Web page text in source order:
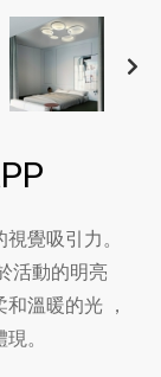
覺吸引力。
活動的明亮
溫暖的光 ，
。